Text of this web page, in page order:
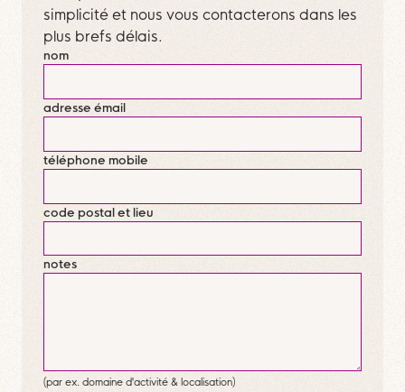
simplicité et nous vous contacterons dans les
plus brefs délais.
nom
adresse émail
téléphone mobile
code postal et lieu
notes
(par ex. domaine d'activité & localisation)